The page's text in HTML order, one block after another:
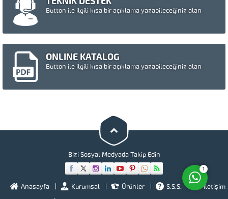
Button ile ilgili kısa bir açıklama yazabileceğiniz alan
ONLINE KATALOG
Button ile ilgili kısa bir açıklama yazabileceğiniz alan
Bizi Sosyal Medyada Takip Edin
Anasayfa Kurumsal Ürünler S.S.S. İletişim
Cevap Yaz
1